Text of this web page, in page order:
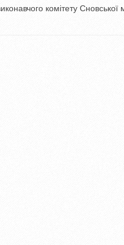
комітету Сновської